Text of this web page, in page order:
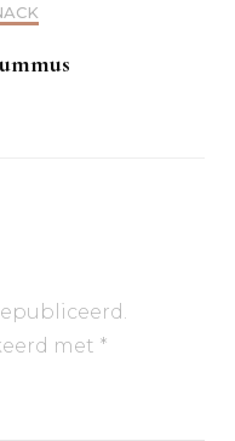
met *